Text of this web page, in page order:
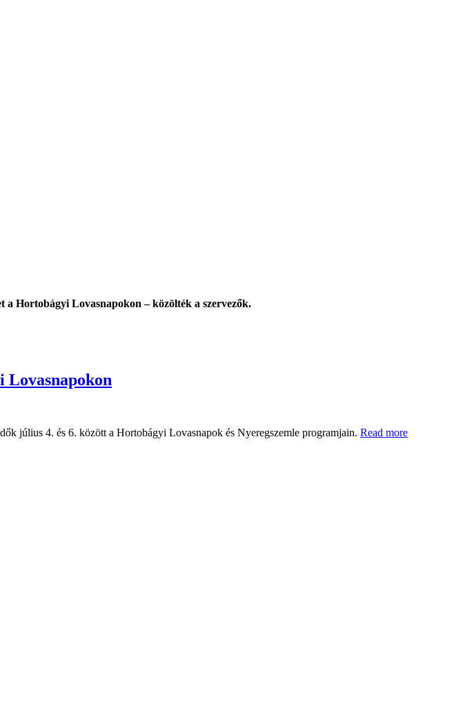
a Hortobágyi Lovasnapokon – közölték a szervezők.
Lovasnapokon
július 4. és 6. között a Hortobágyi Lovasnapok és Nyeregszemle programjain. Read more